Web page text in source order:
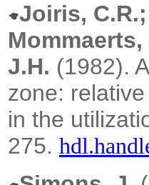
Joiris,
J.H. (1982).
zone:
in the
275.